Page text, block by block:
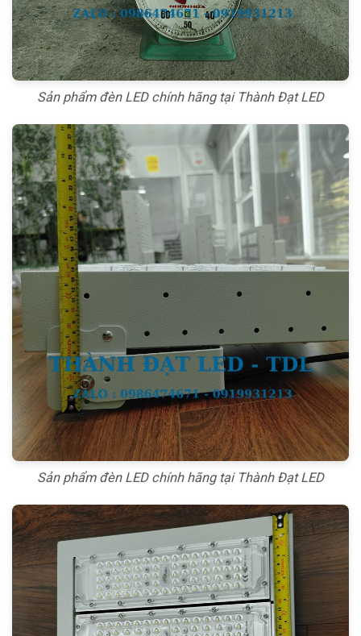
Sản phẩm đèn LED chính hãng tại Thành Đạt LED
Sản phẩm đèn LED chính hãng tại Thành Đạt LED